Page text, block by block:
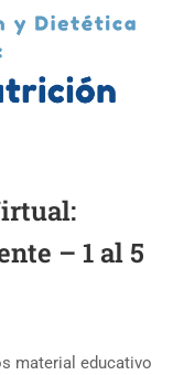
– 1 al 5
material educativo